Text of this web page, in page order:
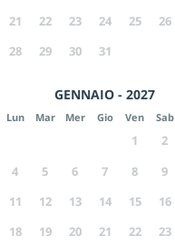
21
22 23 24 25 26
28
29 30 31
GENNAIO - 2027
Lun Mar Mer Gio Ven Sab
1 2
4
5 6 7 8 9
11
12 13 14 15 16
18
19 20 21 22 23